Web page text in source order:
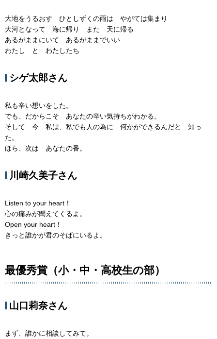
大地をうるおす ひとしずくの雨は やがては集まり
大河となって 海に帰り また 天に帰る
あるがままにいて あるがままでいい
わたし と わたしたち
シゲ太郎さん
私も辛い想いをした。
でも、だからこそ あなたの辛い気持ちがわかる。
そして 今 私は、私でも人の為に 何かができるんだと 知っ
た。
ほら、次は あなたの番。
川崎久美子さん
Listen to your heart！
心の痛みが聞えてくるよ。
Open your heart！
きっと誰かが君のそばにいるよ。
最優秀賞（小・中・高校生の部）
山口莉奈さん
まず、誰かに相談してみて。